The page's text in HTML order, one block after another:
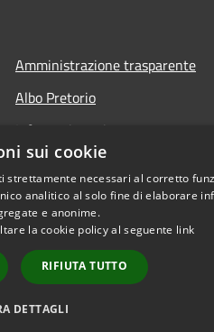
Amministrazione trasparente
Albo Pretorio
Informativa privacy
Note legali
Dichiarazione di accessibilità
Copyright © 2026 • Comune di
sui cookie
strettamente necessari al corretto
analitico al solo fine di elaborare
e anonime.
la cookie policy al seguente link
RIFIUTA TUTTO
DETTAGLI